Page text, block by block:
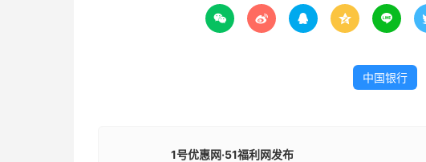
    
中国银行
1号优惠网·51福利网发布